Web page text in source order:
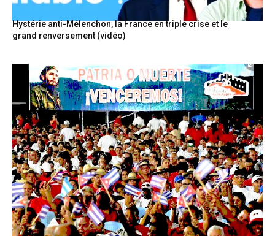
Hystérie anti-Mélenchon, la France en triple crise et le
grand renversement (vidéo)